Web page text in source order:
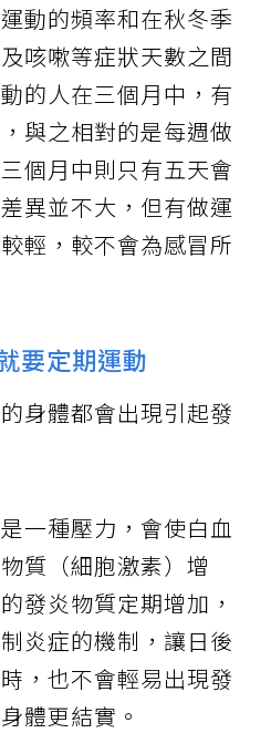
動的頻率和在秋冬季
咳嗽等症狀天數之間
的人在三個月中，有
與之相對的是每週做
個月中則只有五天會
異並不大，但有做運
輕，較不會為感冒所
要定期運動
身體都會出現引起發
一種壓力，會使白血
質（細胞激素）增
發炎物質定期增加，
炎症的機制，讓日後
，也不會輕易出現發
體更結實。